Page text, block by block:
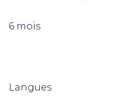
6 mois
Langues